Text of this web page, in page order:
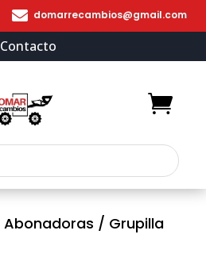
 domarrecambios@gmail.com
Contacto
Abonadoras / Grupilla